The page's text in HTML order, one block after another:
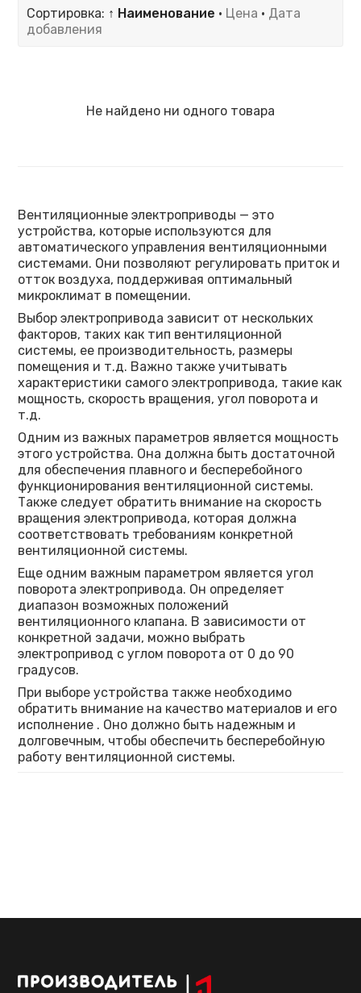
Сортировка: ↑ Наименование · Цена · Дата
добавления
Не найдено ни одного товара
Вентиляционные электроприводы — это
устройства, которые используются для
автоматического управления вентиляционными
системами. Они позволяют регулировать приток и
отток воздуха, поддерживая оптимальный
микроклимат в помещении.
Выбор электропривода зависит от нескольких
факторов, таких как тип вентиляционной
системы, ее производительность, размеры
помещения и т.д. Важно также учитывать
характеристики самого электропривода, такие как
мощность, скорость вращения, угол поворота и
т.д.
Одним из важных параметров является мощность
этого устройства. Она должна быть достаточной
для обеспечения плавного и бесперебойного
функционирования вентиляционной системы.
Также следует обратить внимание на скорость
вращения электропривода, которая должна
соответствовать требованиям конкретной
вентиляционной системы.
Еще одним важным параметром является угол
поворота электропривода. Он определяет
диапазон возможных положений
вентиляционного клапана. В зависимости от
конкретной задачи, можно выбрать
электропривод с углом поворота от 0 до 90
градусов.
При выборе устройства также необходимо
обратить внимание на качество материалов и его
исполнение . Оно должно быть надежным и
долговечным, чтобы обеспечить бесперебойную
работу вентиляционной системы.